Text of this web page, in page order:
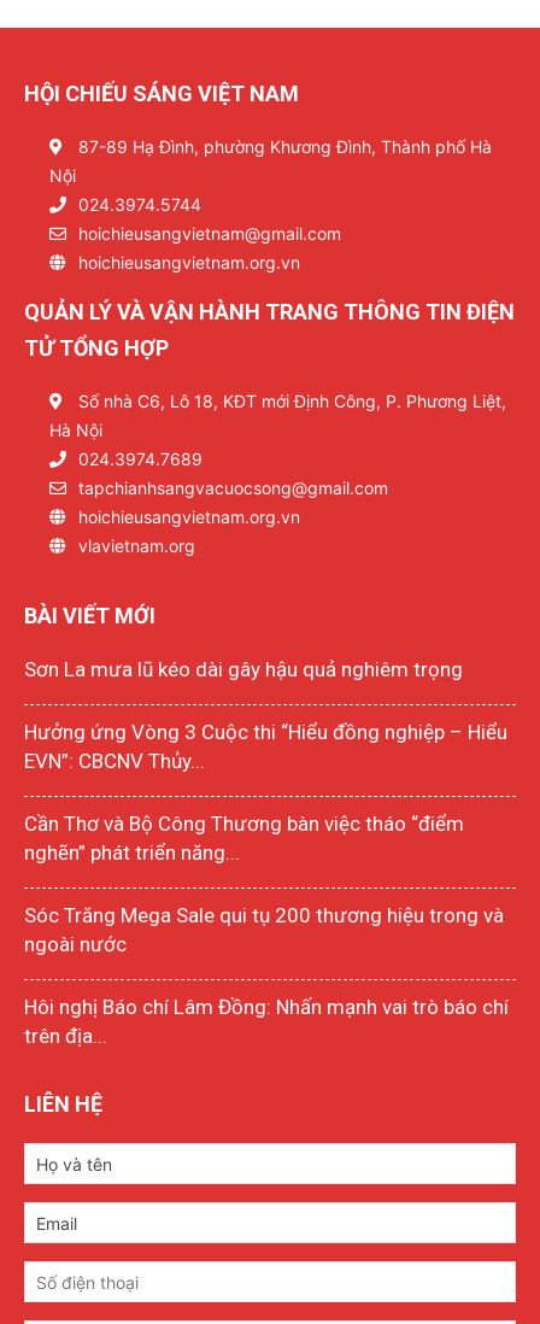
HỘI CHIẾU SÁNG VIỆT NAM
87-89 Hạ Đình, phường Khương Đình, Thành phố Hà
Nội
024.3974.5744
hoichieusangvietnam@gmail.com
hoichieusangvietnam.org.vn
QUẢN LÝ VÀ VẬN HÀNH TRANG THÔNG TIN ĐIỆN
TỬ TỔNG HỢP
Số nhà C6, Lô 18, KĐT mới Định Công, P. Phương Liệt,
Hà Nội
024.3974.7689
tapchianhsangvacuocsong@gmail.com
hoichieusangvietnam.org.vn
vlavietnam.org
BÀI VIẾT MỚI
Sơn La mưa lũ kéo dài gây hậu quả nghiêm trọng
Hưởng ứng Vòng 3 Cuộc thi “Hiểu đồng nghiệp – Hiểu
EVN”: CBCNV Thủy...
Cần Thơ và Bộ Công Thương bàn việc tháo “điểm
nghẽn” phát triển năng...
Sóc Trăng Mega Sale qui tụ 200 thương hiệu trong và
ngoài nước
Hôi nghị Báo chí Lâm Đồng: Nhấn mạnh vai trò báo chí
trên địa...
LIÊN HỆ